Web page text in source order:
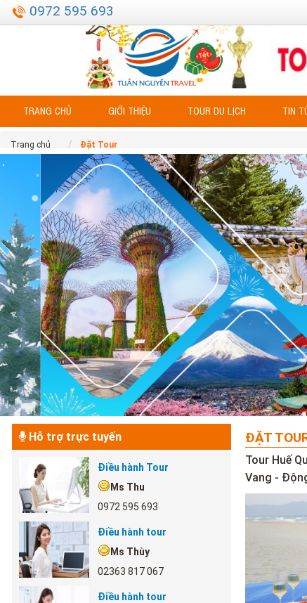
0972 595 693
TRANG CHỦ GIỚI THIỆU TOUR DU LỊCH TIN
Trang chủ Đặt Tour
Hỗ trợ trực tuyến
Điều hành Tour
Ms Thu
0972 595 693
Điều hành tour
Ms Thùy
02363 817 067
Điều hành tour
ĐẶT
Tour Huế
Vang -